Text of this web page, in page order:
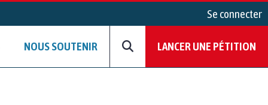
Se connecter
NOUS SOUTENIR LANCER UNE PÉTITION